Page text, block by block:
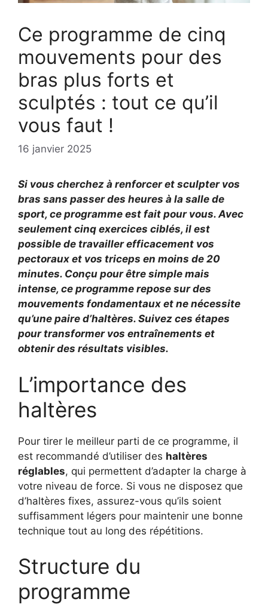
Ce programme de cinq
mouvements pour des
bras plus forts et
sculptés : tout ce qu’il
vous faut !
16 janvier 2025
Si vous cherchez à renforcer et sculpter vos
bras sans passer des heures à la salle de
sport, ce programme est fait pour vous. Avec
seulement cinq exercices ciblés, il est
possible de travailler efficacement vos
pectoraux et vos triceps en moins de 20
minutes. Conçu pour être simple mais
intense, ce programme repose sur des
mouvements fondamentaux et ne nécessite
qu’une paire d’haltères. Suivez ces étapes
pour transformer vos entraînements et
obtenir des résultats visibles.
L’importance des
haltères
Pour tirer le meilleur parti de ce programme, il
est recommandé d’utiliser des haltères
réglables, qui permettent d’adapter la charge à
votre niveau de force. Si vous ne disposez que
d’haltères fixes, assurez-vous qu’ils soient
suffisamment légers pour maintenir une bonne
technique tout au long des répétitions.
Structure du
programme